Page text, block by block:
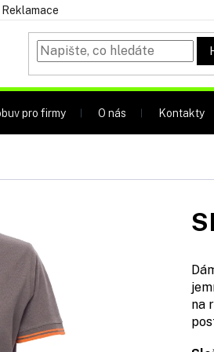
Reklamace
pro firmy O nás Kontakty
na